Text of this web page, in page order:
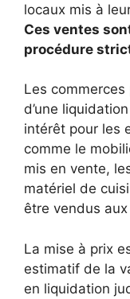
locaux mis à
Ces ventes
procédure
Les commerces
d’une
intérêt pour les
comme le
mis en vente,
matériel de
être vendus
La mise à prix
estimatif de la
en liquidation